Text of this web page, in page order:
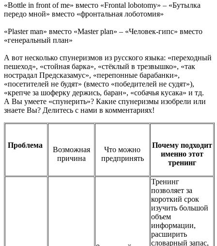
«Bottle in front of me» вместо «Frontal lobotomy» – «Бутылка
передо мной» вместо «фронтальная лоботомия»
«Plaster man» вместо «Master plan» – «Человек-гипс» вместо
«генеральный план»
А вот несколько спунеризмов из русского языка: «переходный
пешеход», «стойная барка», «стёклый в трезвышко», «так
нострадал Предсказамус», «перепонные барабанки»,
«посетителей не будят» (вместо «победителей не судят»),
«крепче за шоферку держись, баран», «собачья кусака» и тд.
А Вы умеете «спунерить»? Какие спунеризмы изобрели или
знаете Вы? Делитесь с нами в комментариях!
Проблема
Возможная
причина
Что можно
предпринять
Почему подходит
именно этот
тренинг
Тренинг
позволяет за
короткий срок
изучить большой
объем
информации,
расширить
словарный запас,